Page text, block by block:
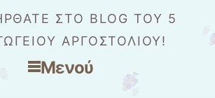
ΣΤΟ BLOG ΤΟΥ 5
ΑΡΓΟΣΤΟΛΙΟΥ!
Μενού